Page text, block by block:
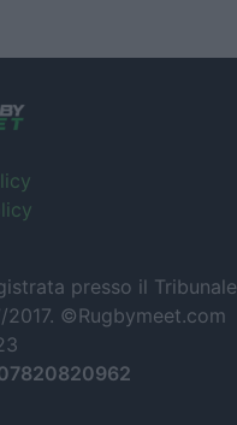
presso il Tribunale
©Rugbymeet.com